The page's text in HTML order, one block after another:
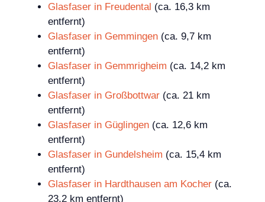
Glasfaser in Freudental (ca. 16,3 km
entfernt)
Glasfaser in Gemmingen (ca. 9,7 km
entfernt)
Glasfaser in Gemmrigheim (ca. 14,2 km
entfernt)
Glasfaser in Großbottwar (ca. 21 km
entfernt)
Glasfaser in Güglingen (ca. 12,6 km
entfernt)
Glasfaser in Gundelsheim (ca. 15,4 km
entfernt)
Glasfaser in Hardthausen am Kocher (ca.
23,2 km entfernt)